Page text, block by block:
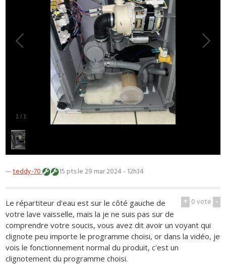
1 / 1
—teddy-70 15 ptsle 29 mar 2024 - 12h34
+ 0vote -
Le répartiteur d'eau est sur le côté gauche de
votre lave vaisselle, mais la je ne suis pas sur de
comprendre votre soucis, vous avez dit avoir un voyant qui
clignote peu importe le programme choisi, or dans la vidéo, je
vois le fonctionnement normal du produit, c'est un
clignotement du programme choisi.